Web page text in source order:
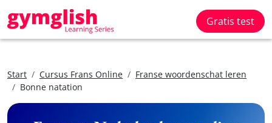
Gratis test
Start Cursus Frans Online
Franse woordenschat leren
Bonne natation